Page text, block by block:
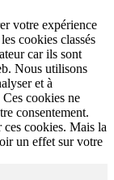
votre expérience
cookies classés
car ils sont
Nous utilisons
et à
cookies ne
consentement.
ces cookies. Mais la
un effet sur votre